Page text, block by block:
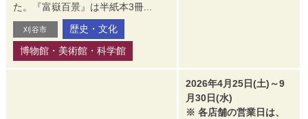
た。『富嶽百景』は半紙本3冊...
刈谷市
歴史・文化
博物館・美術館・科学館
2026年4月25日(土)～9
月30日(水)
※ 各店舗の営業日は、